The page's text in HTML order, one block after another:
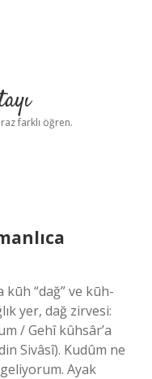
farklı öğren.
yer, dağ zirvesi:
/ Gehî kûhsâr’a
Sivâsî). Kudûm ne
Ayak